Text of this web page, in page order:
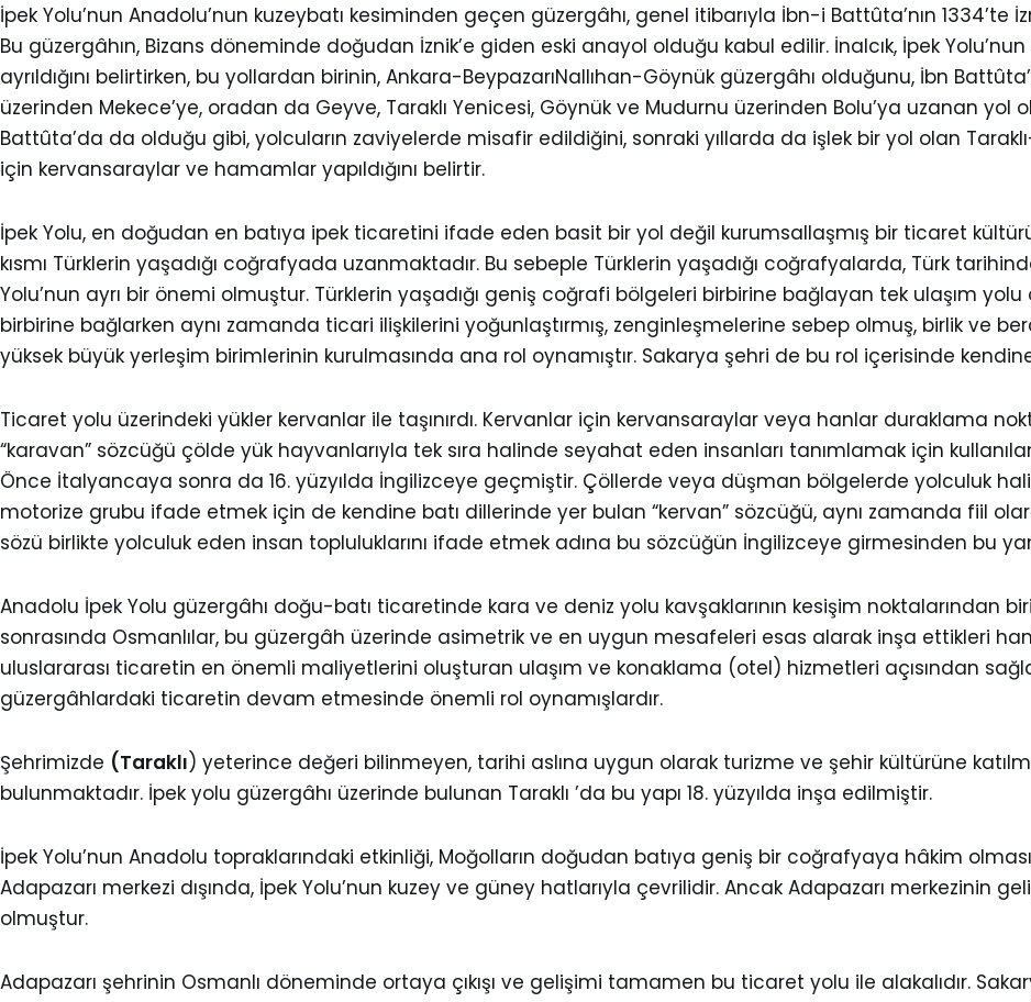
İpek Yolu’nun Anadolu’nun kuzeybatı kesiminden geçen güzergâhı, genel itibarıyla İbn-i Battûta’nın 1334’te
Bu güzergâhın, Bizans döneminde doğudan İznik’e giden eski anayol olduğu kabul edilir. İnalcık, İpek
ayrıldığını belirtirken, bu yollardan birinin, Ankara-BeypazarıNallıhan-Göynük güzergâhı olduğunu, İbn
üzerinden Mekece’ye, oradan da Geyve, Taraklı Yenicesi, Göynük ve Mudurnu üzerinden Bolu’ya uzanan
Battûta’da da olduğu gibi, yolcuların zaviyelerde misafir edildiğini, sonraki yıllarda da işlek bir yol olan
için kervansaraylar ve hamamlar yapıldığını belirtir.
İpek Yolu, en doğudan en batıya ipek ticaretini ifade eden basit bir yol değil kurumsallaşmış bir ticaret
kısmı Türklerin yaşadığı coğrafyada uzanmaktadır. Bu sebeple Türklerin yaşadığı coğrafyalarda, Türk
Yolu’nun ayrı bir önemi olmuştur. Türklerin yaşadığı geniş coğrafi bölgeleri birbirine bağlayan tek ulaşım yolu
birbirine bağlarken aynı zamanda ticari ilişkilerini yoğunlaştırmış, zenginleşmelerine sebep olmuş, birlik ve
yüksek büyük yerleşim birimlerinin kurulmasında ana rol oynamıştır. Sakarya şehri de bu rol içerisinde
Ticaret yolu üzerindeki yükler kervanlar ile taşınırdı. Kervanlar için kervansaraylar veya hanlar duraklama
“karavan” sözcüğü çölde yük hayvanlarıyla tek sıra halinde seyahat eden insanları tanımlamak için
Önce İtalyancaya sonra da 16. yüzyılda İngilizceye geçmiştir. Çöllerde veya düşman bölgelerde yolculuk
motorize grubu ifade etmek için de kendine batı dillerinde yer bulan “kervan” sözcüğü, aynı zamanda fiil
sözü birlikte yolculuk eden insan topluluklarını ifade etmek adına bu sözcüğün İngilizceye girmesinden bu
Anadolu İpek Yolu güzergâhı doğu-batı ticaretinde kara ve deniz yolu kavşaklarının kesişim noktalarından
sonrasında Osmanlılar, bu güzergâh üzerinde asimetrik ve en uygun mesafeleri esas alarak inşa ettikleri
uluslararası ticaretin en önemli maliyetlerini oluşturan ulaşım ve konaklama (otel) hizmetleri açısından
güzergâhlardaki ticaretin devam etmesinde önemli rol oynamışlardır.
Şehrimizde (Taraklı) yeterince değeri bilinmeyen, tarihi aslına uygun olarak turizme ve şehir kültürüne
bulunmaktadır. İpek yolu güzergâhı üzerinde bulunan Taraklı ’da bu yapı 18. yüzyılda inşa edilmiştir.
İpek Yolu’nun Anadolu topraklarındaki etkinliği, Moğolların doğudan batıya geniş bir coğrafyaya hâkim
Adapazarı merkezi dışında, İpek Yolu’nun kuzey ve güney hatlarıyla çevrilidir. Ancak Adapazarı merkezinin
olmuştur.
Adapazarı şehrinin Osmanlı döneminde ortaya çıkışı ve gelişimi tamamen bu ticaret yolu ile alakalıdır.